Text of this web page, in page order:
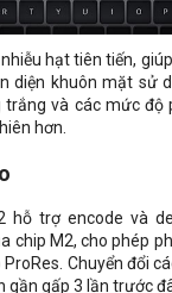
hạt tiên tiến,
diện khuôn mặt sử
trắng và các mức độ
hơn.
hỗ trợ encode và
chip M2, cho phép
Chuyển đổi
gần gấp 3 lần trước